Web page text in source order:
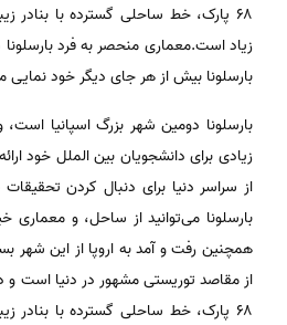
۶۸ پارک، خط ساحلی گسترده با بنادر
زیاد است.معماری منحصر به فرد بارسلونا
بارسلونا بیش از هر جای دیگر خود نمایی
بارسلونا دومین شهر بزرگ اسپانیا است،
زیادی برای دانشجویان بین الملل خود
از سراسر دنیا برای دنبال کردن
بارسلونا می‌توانید از ساحل، و معماری
همچنین رفت و آمد به اروپا از این شهر
۶۸ پارک، خط ساحلی گسترده با بنادر